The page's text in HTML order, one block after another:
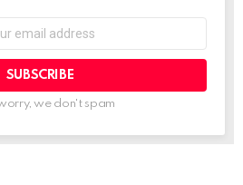
we don't spam